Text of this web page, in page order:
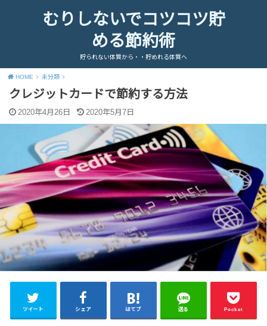
むりしないでコツコツ貯
める節約術
貯られない体質から・・貯めれる体質へ
HOME 未分類
クレジットカードで節約する方法
2020年4月26日 2020年5月7日
ツイート シェア はてブ 送る Pocket